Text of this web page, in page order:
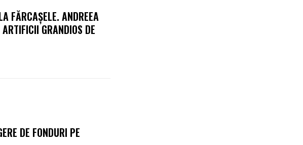
FĂRCAȘELE. ANDREEA
GRANDIOS DE
DE FONDURI PE